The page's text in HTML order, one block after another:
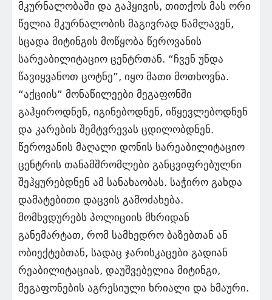
მკურნალობაში და გაჰყივის, თითქოს მას ორი
წელია მკურნალობის მაგივრად წამლავენ,
სცადა მიტინგის მოწყობა წეროვანის
სარეაბილიტაციო ცენტრთან. “ჩვენ უნდა
წავიყვანოთ ცოტნე”, იყო მათი მოთხოვნა.
“აქციის” მონაწილეები მეგაფონში
გაჰყიროდნენ, იგინებოდნენ, იწყევლებოდნენ
და კარების შემტვრევას ცდილობდნენ.
წეროვანის მაღალი დონის სარეაბილიტაციო
ცენტრის თანამშრომლები განცვიფრებულნი
შეჰყურებდნენ ამ სანახაობას. საჭირო გახდა
დამატებითი დაცვის გამოძახება.
მომხვდურებს პოლიციის მხრიდან
განემარტათ, რომ სამხედრო ბაზებთან ან
ობიექტებთან, სადაც ჯარისკაცები გადიან
რეაბილიტაციას, დაუშვებელია მიტინგი,
მეგაფონების აგრესიული ხრიალი და ხმაური.